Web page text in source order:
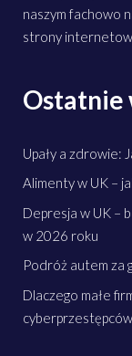
naszym fachowo
strony
Ostatnie
Upały a zdrowie:
Alimenty w UK –
Depresja w UK –
w 2026 roku
Podróż autem za
Dlaczego małe
cyberprzestępców